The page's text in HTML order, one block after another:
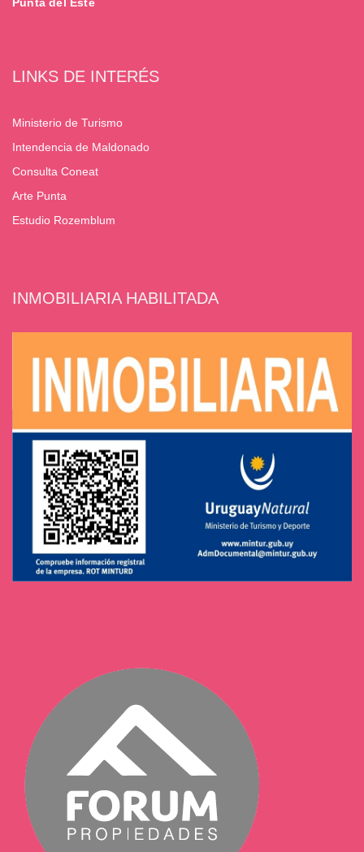
LINKS DE INTERÉS
Ministerio de Turismo
Intendencia de Maldonado
Consulta Coneat
Arte Punta
Estudio Rozemblum
INMOBILIARIA HABILITADA